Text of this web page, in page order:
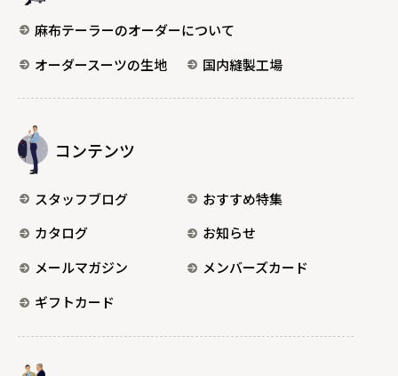
麻布テーラーのオーダーについて
オーダースーツの生地
国内縫製工場
コンテンツ
スタッフブログ
おすすめ特集
カタログ
お知らせ
メールマガジン
メンバーズカード
ギフトカード